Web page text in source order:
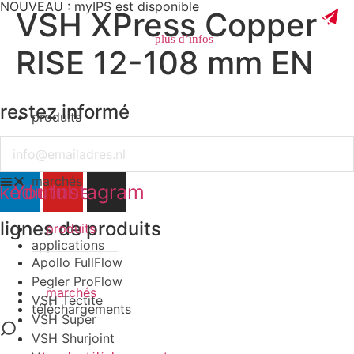
NOUVEAU : myIPS est disponible
plus d’infos
produits
marchés
applications
téléchargements
produits
marchés
VSH XPress Copper
RISE 12-108 mm EN
restez informé
YoutubeInstagram
lignes de produits
Apollo FullFlow
Pegler ProFlow
VSH Tectite
VSH Super
VSH Shurjoint